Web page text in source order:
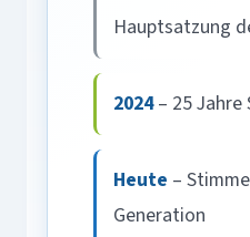
Hauptsatzung
2024– 25 Jahre
Heute –
Generation